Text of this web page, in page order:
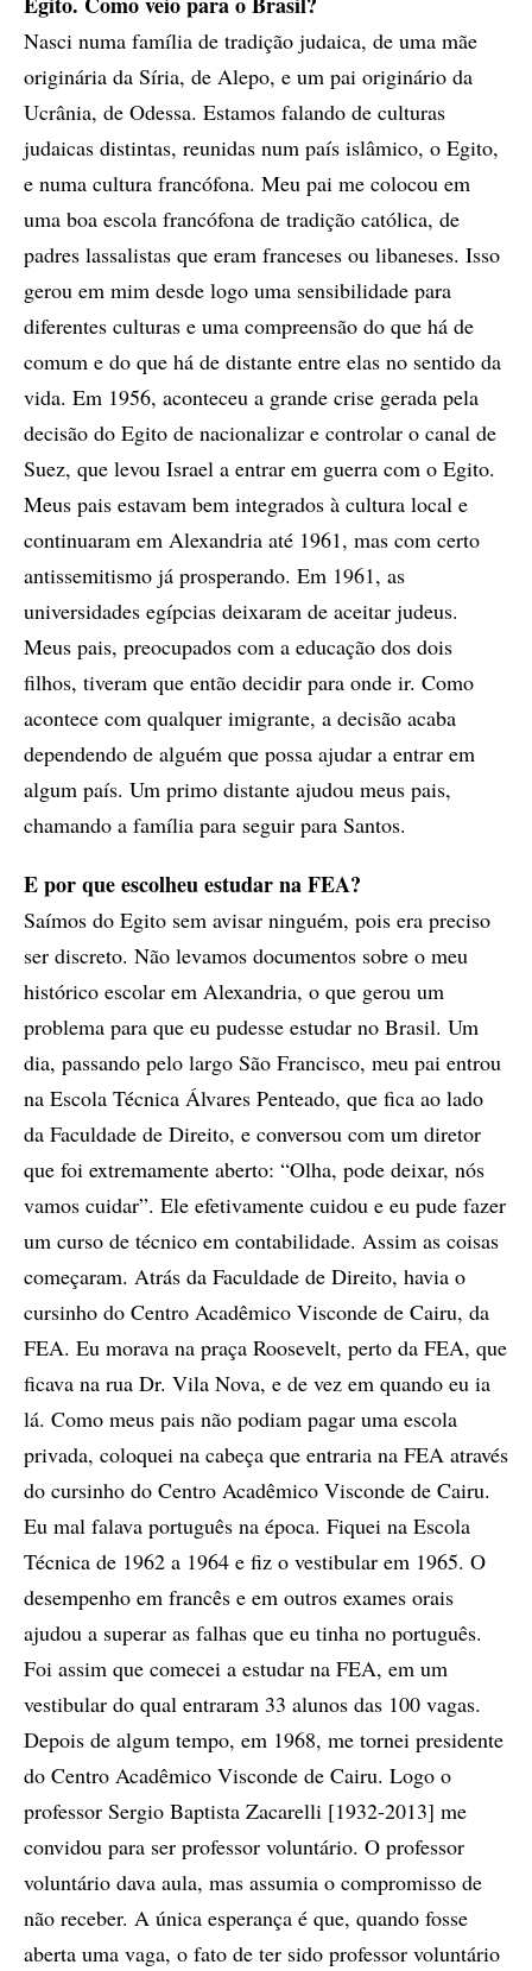
Nasci numa família de tradição judaica, de uma mãe
originária da Síria, de Alepo, e um pai originário da
Ucrânia, de Odessa. Estamos falando de culturas
judaicas distintas, reunidas num país islâmico, o Egito,
e numa cultura francófona. Meu pai me colocou em
uma boa escola francófona de tradição católica, de
padres lassalistas que eram franceses ou libaneses. Isso
gerou em mim desde logo uma sensibilidade para
diferentes culturas e uma compreensão do que há de
comum e do que há de distante entre elas no sentido da
vida. Em 1956, aconteceu a grande crise gerada pela
decisão do Egito de nacionalizar e controlar o canal de
Suez, que levou Israel a entrar em guerra com o Egito.
Meus pais estavam bem integrados à cultura local e
continuaram em Alexandria até 1961, mas com certo
antissemitismo já prosperando. Em 1961, as
universidades egípcias deixaram de aceitar judeus.
Meus pais, preocupados com a educação dos dois
filhos, tiveram que então decidir para onde ir. Como
acontece com qualquer imigrante, a decisão acaba
dependendo de alguém que possa ajudar a entrar em
algum país. Um primo distante ajudou meus pais,
chamando a família para seguir para Santos.
E por que escolheu estudar na FEA?
Saímos do Egito sem avisar ninguém, pois era preciso
ser discreto. Não levamos documentos sobre o meu
histórico escolar em Alexandria, o que gerou um
problema para que eu pudesse estudar no Brasil. Um
dia, passando pelo largo São Francisco, meu pai entrou
na Escola Técnica Álvares Penteado, que fica ao lado
da Faculdade de Direito, e conversou com um diretor
que foi extremamente aberto: “Olha, pode deixar, nós
vamos cuidar”. Ele efetivamente cuidou e eu pude fazer
um curso de técnico em contabilidade. Assim as coisas
começaram. Atrás da Faculdade de Direito, havia o
cursinho do Centro Acadêmico Visconde de Cairu, da
FEA. Eu morava na praça Roosevelt, perto da FEA, que
ficava na rua Dr. Vila Nova, e de vez em quando eu ia
lá. Como meus pais não podiam pagar uma escola
privada, coloquei na cabeça que entraria na FEA através
do cursinho do Centro Acadêmico Visconde de Cairu.
Eu mal falava português na época. Fiquei na Escola
Técnica de 1962 a 1964 e fiz o vestibular em 1965. O
desempenho em francês e em outros exames orais
ajudou a superar as falhas que eu tinha no português.
Foi assim que comecei a estudar na FEA, em um
vestibular do qual entraram 33 alunos das 100 vagas.
Depois de algum tempo, em 1968, me tornei presidente
do Centro Acadêmico Visconde de Cairu. Logo o
professor Sergio Baptista Zacarelli [1932-2013] me
convidou para ser professor voluntário. O professor
voluntário dava aula, mas assumia o compromisso de
não receber. A única esperança é que, quando fosse
aberta uma vaga, o fato de ter sido professor voluntário